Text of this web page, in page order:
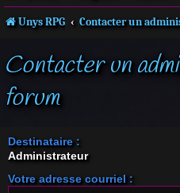
Unys RPG Contacter un
Contacter un
forum
Destinataire :
Administrateur
Votre adresse courriel :